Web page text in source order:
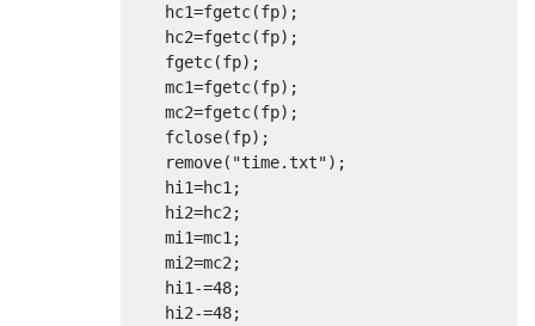
    hc1
=fgetc(fp);
    hc2
=fgetc(fp);
    fgetc
(fp);
    mc1
=fgetc(fp);
    mc2
=fgetc(fp);
    fclose
(fp);
    remove
( "time.txt");
    hi1
=hc1 ;
    hi2
=hc2 ;
    mi1
=mc1 ;
    mi2
=mc2 ;
    hi1
-=48;
    hi2
-=48;